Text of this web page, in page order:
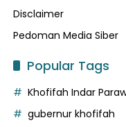
Disclaimer
Pedoman Media Siber
Popular Tags
Khofifah Indar
gubernur khofifah